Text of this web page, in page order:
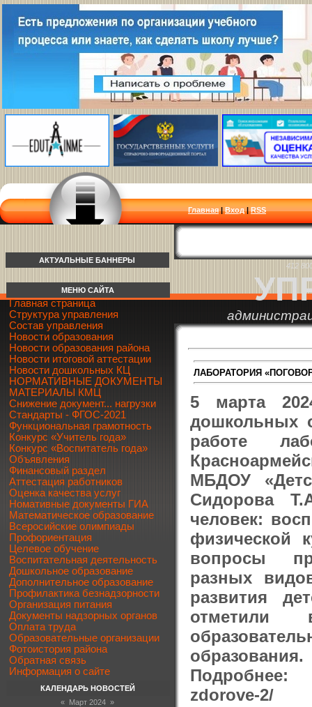
Главная |Вход|RSS
412
АКТУАЛЬНЫЕ БАННЕРЫ
ЛАБОРАТОРИЯ
5 марта
дошкольных
работе
МБДОУ
Сидорова
человек:
физической
вопросы
разных
развития
образования.
Подробнее:
zdorove-2/
МЕНЮ САЙТА
Главная страница
Структура управления
Состав управления
Новости образования
Новости образования района
Новости итоговой аттестации
Новости дошкольных КЦ
НОРМАТИВНЫЕ ДОКУМЕНТЫ
МАТЕРИАЛЫ КМЦ
Снижение документ... нагрузки
Стандарты - ФГОС-2021
Функциональная грамотность
Конкурс «Учитель года»
Конкурс «Воспитатель года»
Объявления
Финансовый раздел
Аттестация работников
Оценка качества услуг
Номативные документы ГИА
Математическое образование
Всеросийские олимпиады
Профориентация
Целевое обучение
Воспитательная деятельность
Дошкольное образование
Дополнительное образование
Профилактика безнадзорности
Организация питания
Документы надзорных органов
Оплата труда
Образовательные организации
Фотоистория района
Обратная связь
Информация о сайте
КАЛЕНДАРЬ НОВОСТЕЙ
« Март 2024 »